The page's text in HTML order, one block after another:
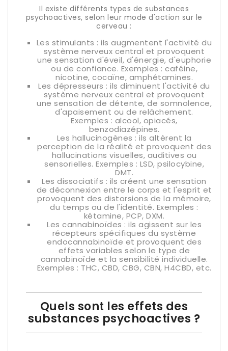
Il existe différents types de substances
psychoactives, selon leur mode d'action sur le
cerveau :
Les stimulants : ils augmentent l'activité du
système nerveux central et provoquent
une sensation d'éveil, d'énergie, d'euphorie
ou de confiance. Exemples : caféine,
nicotine, cocaïne, amphétamines.
Les dépresseurs : ils diminuent l'activité du
système nerveux central et provoquent
une sensation de détente, de somnolence,
d'apaisement ou de relâchement.
Exemples : alcool, opiacés,
benzodiazépines.
Les hallucinogènes : ils altèrent la
perception de la réalité et provoquent des
hallucinations visuelles, auditives ou
sensorielles. Exemples : LSD, psilocybine,
DMT.
Les dissociatifs : ils créent une sensation
de déconnexion entre le corps et l'esprit et
provoquent des distorsions de la mémoire,
du temps ou de l'identité. Exemples :
kétamine, PCP, DXM.
Les cannabinoïdes : ils agissent sur les
récepteurs spécifiques du système
endocannabinoïde et provoquent des
effets variables selon le type de
cannabinoïde et la sensibilité individuelle.
Exemples : THC, CBD, CBG, CBN, H4CBD, etc.
Quels sont les effets des
substances psychoactives ?